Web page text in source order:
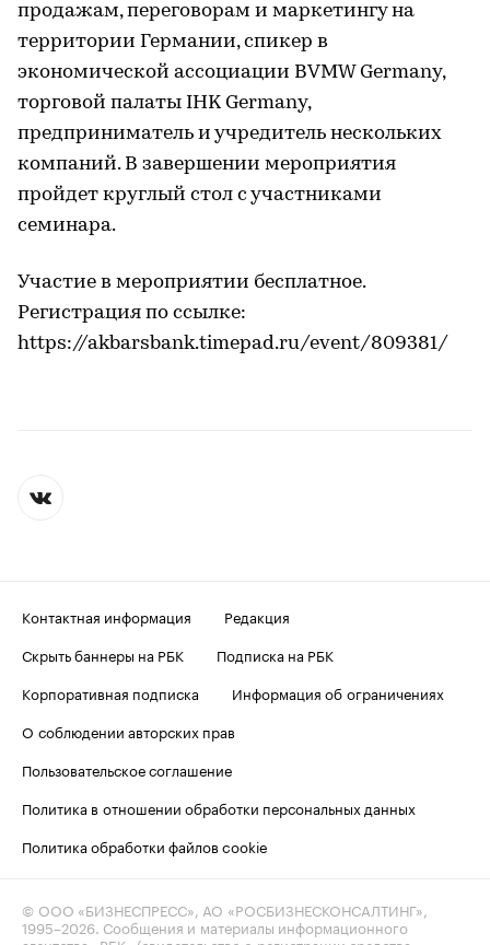
продажам, переговорам и маркетингу на
территории Германии, спикер в
экономической ассоциации BVMW Germany,
торговой палаты IHK Germany,
предприниматель и учредитель нескольких
компаний. В завершении мероприятия
пройдет круглый стол с участниками
семинара.
Участие в мероприятии бесплатное.
Регистрация по ссылке:
https://akbarsbank.timepad.ru/event/809381/
Контактная информация
Редакция
Скрыть баннеры на РБК
Подписка на РБК
Корпоративная подписка
Информация об ограничениях
О соблюдении авторских прав
Пользовательское соглашение
Политика в отношении обработки персональных данных
Политика обработки файлов cookie
© ООО «БИЗНЕСПРЕСС», АО «РОСБИЗНЕСКОНСАЛТИНГ»,
1995–2026. Сообщения и материалы информационного